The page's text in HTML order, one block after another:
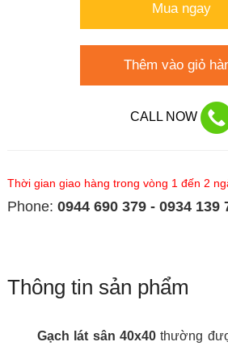
Mua ngay
Thêm vào giỏ
CALL NOW
Thời gian giao hàng trong vòng 1 đến 2
Phone: 0944 690 379 - 0934 139
Thông tin sản phẩm
Gạch lát sân 40x40thường